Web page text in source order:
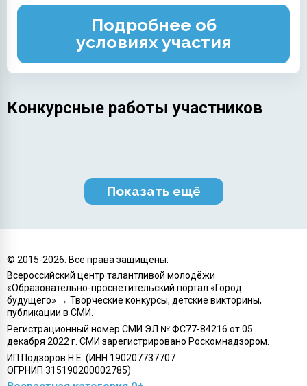
Подробнее об
условиях участия
Конкурсные работы участников
Показать ещё
© 2015-2026 . Все права защищены.
Всероссийский центр талантливой молодёжи
«Образовательно-просветительский портал «Город
будущего» → Творческие конкурсы, детские викторины,
публикации в СМИ.
Регистрационный номер СМИ ЭЛ № ФС77-84216 от 05
декабря 2022 г. СМИ зарегистрировано Роскомнадзором.
ИП Подзоров Н.Е. (ИНН 190207737707
ОГРНИП 315190200002785)